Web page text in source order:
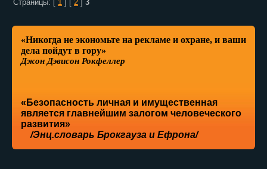
«Никогда не экономьте на рекламе и охране, и ваши
дела пойдут в гору»
Джон Дэвисон Рокфеллер
«Безопасность личная и имущественная
является главнейшим залогом человеческого
развития»
/Энц.словарь Брокгауза и Ефрона/
Страницы: [ 1 ] [ 2 ] 3